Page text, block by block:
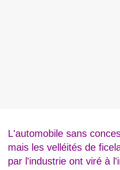
L'automobile sans
mais les velléités de
par l'industrie ont viré à